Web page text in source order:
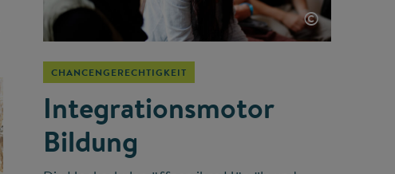
©
CHANCENGERECHTIGKEIT
Integrationsmotor
Bildung